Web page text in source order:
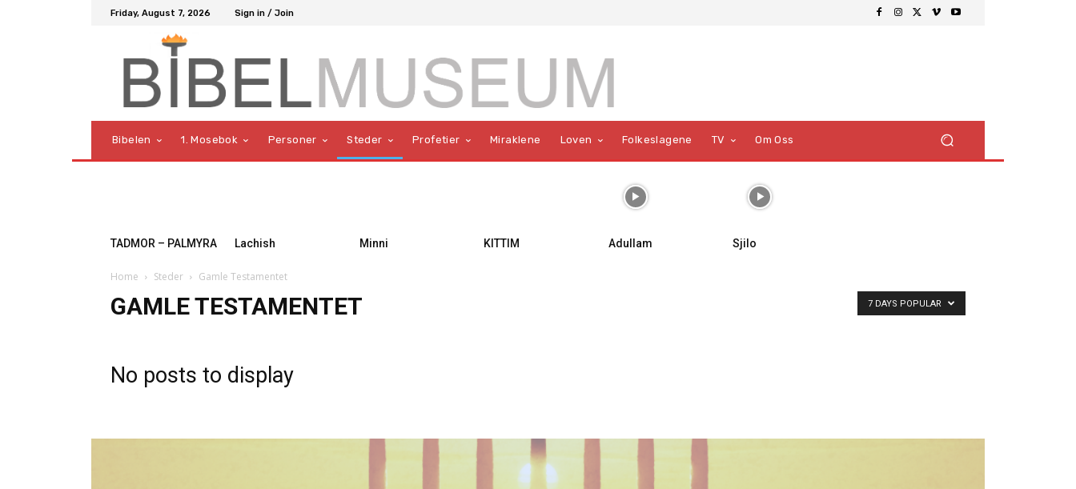
Friday, August 7, 2026 Sign in / Join
Bibelen 1. Mosebok Personer Steder Profetier Miraklene Loven Folkeslagene TV Om Oss
TADMOR – PALMYRA Lachish Minni KITTIM Adullam Sjilo
Home Steder Gamle Testamentet
GAMLE TESTAMENTET 7 DAYS POPULAR
No posts to display